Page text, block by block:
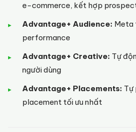
e-commerce, kết hợp
Advantage+ Audience: Meta
performance
Advantage+ Creative: Tự
người dùng
Advantage+ Placements: Tự
placement tối ưu nhất